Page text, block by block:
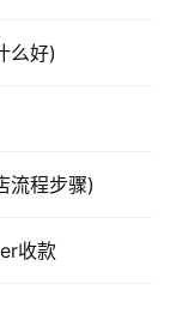
么好)
流程步骤)
收款